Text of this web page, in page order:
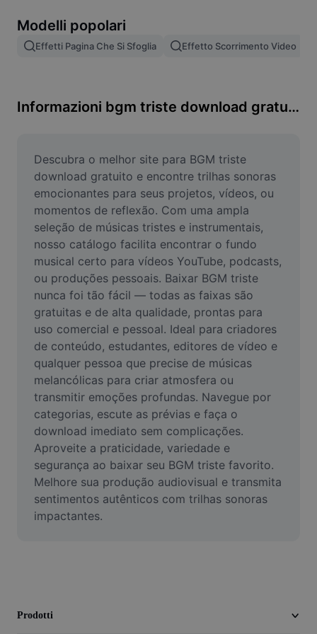
Unione di immagini
Ridimensiona l'immagine
Generatore di meme
AI Text Remover
AI People Remover
AI Inpainting
Face Cutout
Video
Rimuovi sfondo video
Miglioramento della qualità
Editor video
Taglia video
Aggiungi sottotitoli al video
Convertitore video
Modelli popolari
Effetti Pagina Che Si Sfoglia Effetto Scorrimento Video
Informazioni bgm triste download gratuito
Descubra o melhor site para BGM triste
download gratuito e encontre trilhas sonoras
emocionantes para seus projetos, vídeos, ou
momentos de reflexão. Com uma ampla
seleção de músicas tristes e instrumentais,
nosso catálogo facilita encontrar o fundo
musical certo para vídeos YouTube, podcasts,
ou produções pessoais. Baixar BGM triste
nunca foi tão fácil — todas as faixas são
gratuitas e de alta qualidade, prontas para
uso comercial e pessoal. Ideal para criadores
de conteúdo, estudantes, editores de vídeo e
qualquer pessoa que precise de músicas
melancólicas para criar atmosfera ou
transmitir emoções profundas. Navegue por
categorias, escute as prévias e faça o
download imediato sem complicações.
Aproveite a praticidade, variedade e
segurança ao baixar seu BGM triste favorito.
Melhore sua produção audiovisual e transmita
sentimentos autênticos com trilhas sonoras
impactantes.
Prodotti